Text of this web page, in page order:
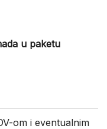
u paketu
om i eventualnim